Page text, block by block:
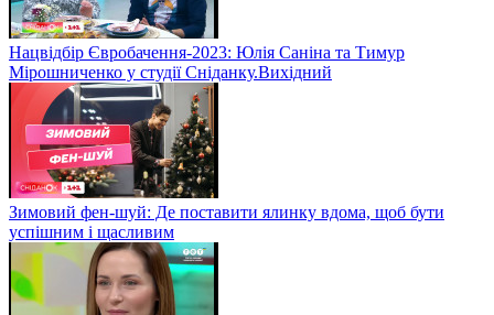
Нацвідбір Євробачення-2023: Юлія Саніна та Тимур
Мірошниченко у студії Сніданку.Вихідний
Зимовий фен-шуй: Де поставити ялинку вдома, щоб бути
успішним і щасливим